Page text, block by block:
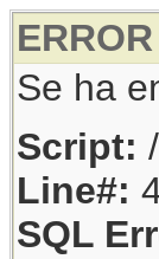
ERROR
Se ha
Script:
Line#:
SQL